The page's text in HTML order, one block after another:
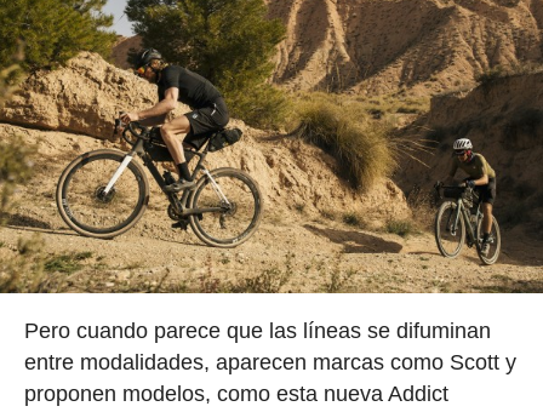
Pero cuando parece que las líneas se difuminan
entre modalidades, aparecen marcas como Scott y
proponen modelos, como esta nueva Addict